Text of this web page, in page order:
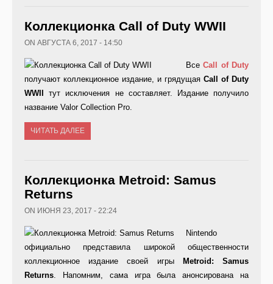
Коллекционка Call of Duty WWII
ON АВГУСТА 6, 2017 - 14:50
ВсеCall of Duty
получают коллекционное издание, и грядущая Call of Duty
WWIIтут исключения не составляет. Издание получило
название Valor Collection Pro.
ЧИТАТЬ ДАЛЕЕ
Коллекционка Metroid: Samus
Returns
ON ИЮНЯ 23, 2017 - 22:24
Nintendo
официально представила широкой общественности
коллекционное издание своей игры
Metroid:Samus
Returns. Напомним, сама игра была анонсирована на